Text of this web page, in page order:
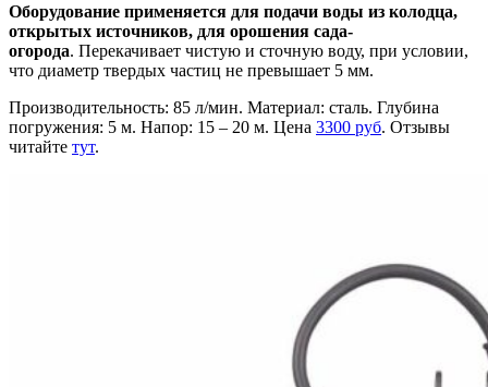
Оборудование применяется для подачи воды из колодца,
открытых источников, для орошения сада-
огорода. Перекачивает чистую и сточную воду, при условии,
что диаметр твердых частиц не превышает 5 мм.
Производительность: 85 л/мин. Материал: сталь. Глубина
погружения: 5 м. Напор: 15 – 20 м. Цена 3300 руб. Отзывы
читайте тут.